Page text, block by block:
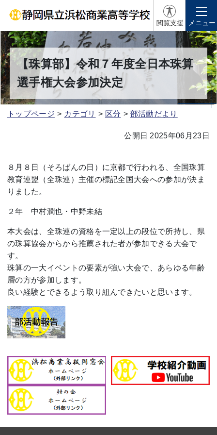
閲覧支援 メニュー
【珠算部】令和７年度全日本珠算
選手権大会参加決定
トップページ カテゴリ 区分 部活動だより
公開日 2025年06月23日
８月８日（そろばんの日）に京都で行われる、全国珠算
教育連盟（全珠連）主催の標記全国大会への参加が決ま
りました。
２年 中村潤也・中野未結
本大会は、全珠連の資格を一定以上の段位で所持し、県
の珠算協会からから推薦された者が参加できる大会で
す。
珠算の一大イベントの要素が強い大会で、あらゆる年齢
層の方が参加します。
良い経験とできるよう取り組んできたいと思います。